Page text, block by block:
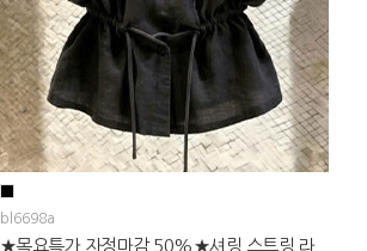
bl6698a
★목요특가 자정마감 50%★셔링 스트링 라